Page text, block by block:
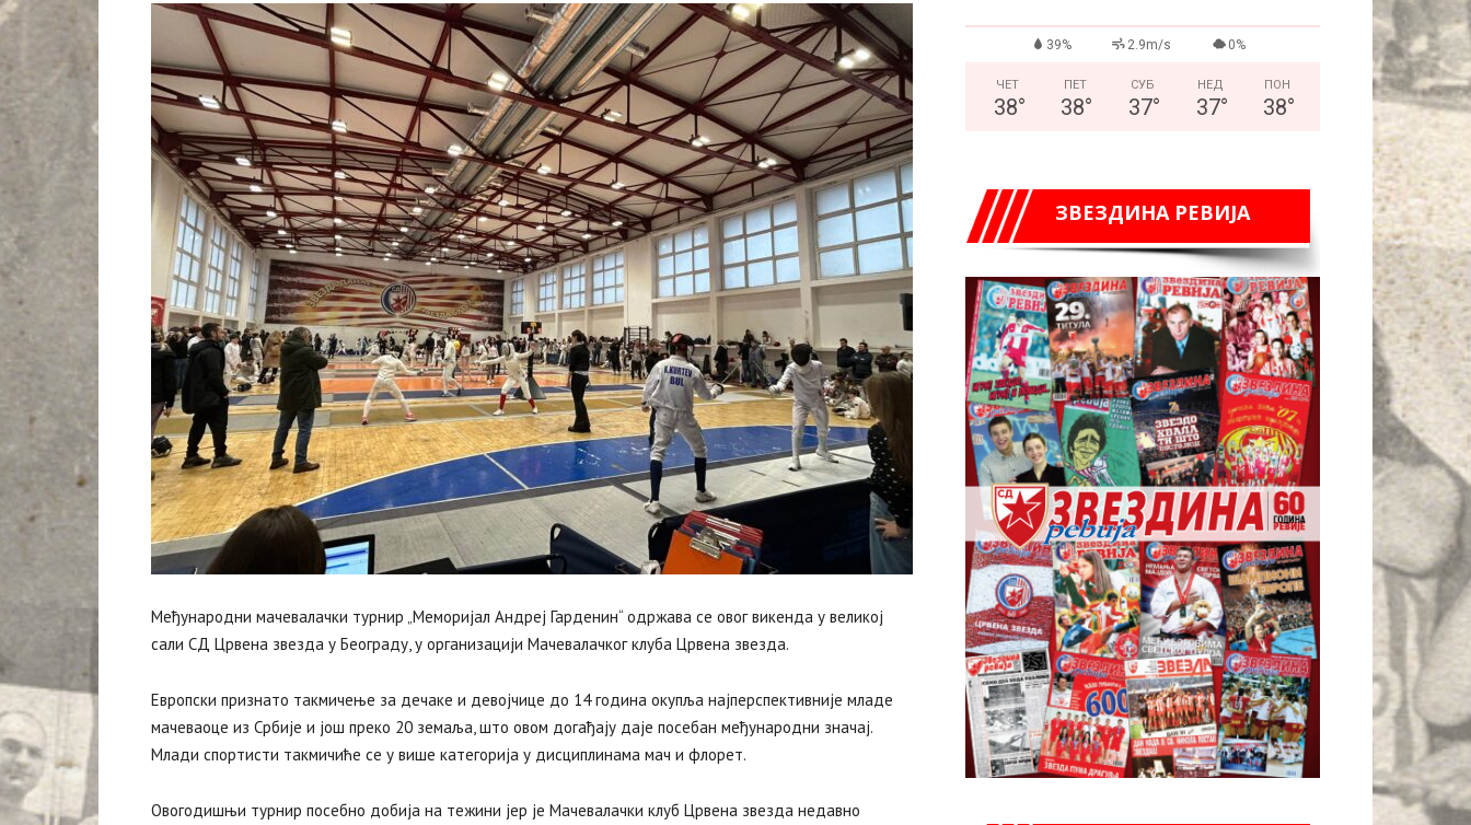
Међународни мачевалачки турнир „Меморијал Андреј Гарденин“ одржава се овог викенда у великој
сали СД Црвена звезда у Београду, у организацији Мачевалачког клуба Црвена звезда.
Европски признато такмичење за дечаке и девојчице до 14 година окупља најперспективније младе
мачеваоце из Србије и још преко 20 земаља, што овом догађају даје посебан међународни значај.
Млади спортисти такмичиће се у више категорија у дисциплинама мач и флорет.
Овогодишњи турнир посебно добија на тежини јер је Мачевалачки клуб Црвена звезда недавно
39% 2.9m/s 0%
ЧЕТ
38°
ПЕТ
38°
СУБ
37°
НЕД
37°
ПОН
38°
ЗВЕЗДИНА РЕВИЈА